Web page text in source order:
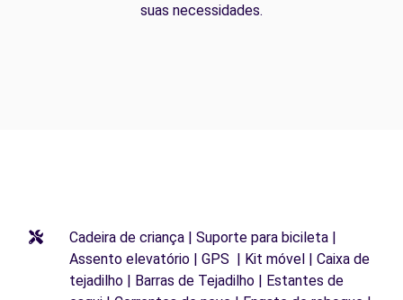
suas necessidades.
Cadeira de criança | Suporte para bicileta |
Assento elevatório | GPS | Kit móvel | Caixa de
tejadilho | Barras de Tejadilho | Estantes de